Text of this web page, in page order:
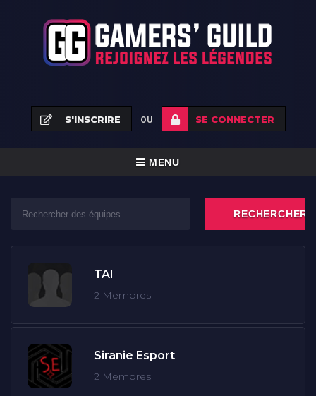
S'INSCRIRE OU SE CONNECTER
BASCULER
MENU
À PROPOS
CONTACT
TAI
2 Membres
Siranie Esport
2 Membres